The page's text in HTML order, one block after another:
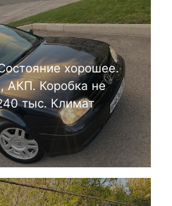
хорошее.
АКП. Коробка не
тыс. Климат